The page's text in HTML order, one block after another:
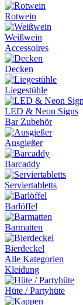
Rotwein
Weißwein
Accessoires
Decken
Liegestühle
LED & Neon Signs
Bar Zubehör
Ausgießer
Barcaddy
Serviertabletts
Barlöffel
Barmatten
Bierdeckel
Alle Kategorien
Kleidung
Hüte / Partyhüte